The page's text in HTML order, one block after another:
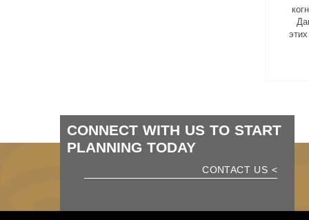
CONNECT WITH US TO START
PLANNING TODAY
> CONTACT US